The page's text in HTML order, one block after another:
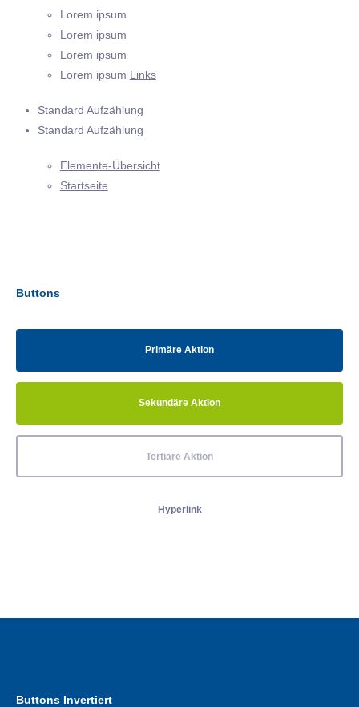
Lorem ipsum
Lorem ipsum
Lorem ipsum
Lorem ipsum Links
Standard Aufzählung
Standard Aufzählung
Elemente-Übersicht
Startseite
Buttons
Primäre Aktion
Sekundäre Aktion
Tertiäre Aktion
Hyperlink
Buttons Invertiert